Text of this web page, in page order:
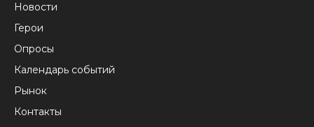
Новости
Герои
Опросы
Календарь событий
Рынок
Контакты